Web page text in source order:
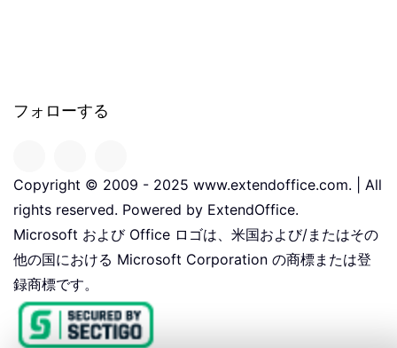
フォローする
Copyright © 2009 - 2025 www.extendoffice.com. | All
rights reserved. Powered by ExtendOffice.
Microsoft および Office ロゴは、米国および/またはその
他の国における Microsoft Corporation の商標または登
録商標です。